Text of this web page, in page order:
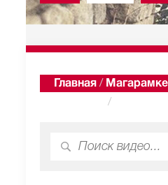
Главная /
/